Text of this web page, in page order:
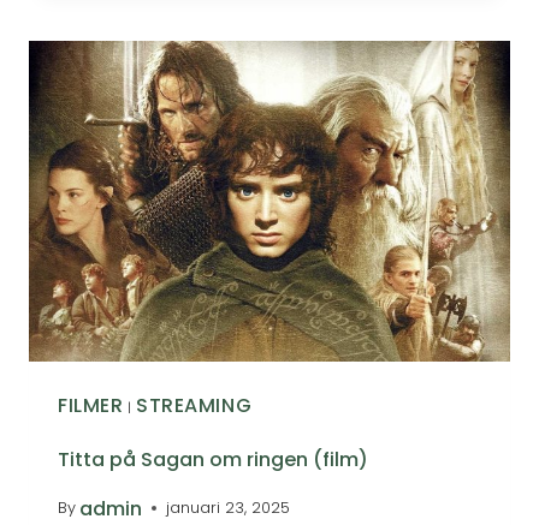
FILMER | STREAMING
Titta på Sagan om ringen (film)
By admin januari 23, 2025